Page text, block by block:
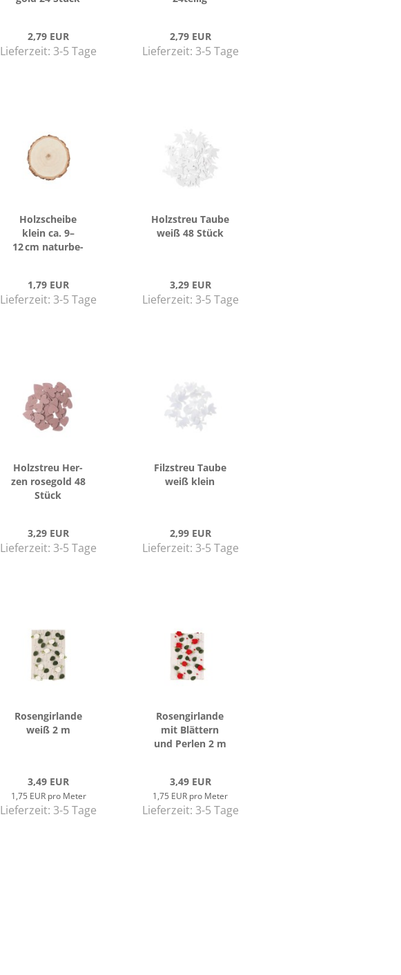
2,79 EUR
Lieferzeit: 3-5 Tage
2,79 EUR
Lieferzeit: 3-5 Tage
Holz­schei­be
klein ca. 9–
12 cm na­tur­be­
teln und De­ko­
rie­ren
1,79 EUR
Lieferzeit: 3-5 Tage
Holz­streu Taube
weiß 48 Stück
3,29 EUR
Lieferzeit: 3-5 Tage
Holz­streu Her­
zen ro­se­gold 48
Stück
3,29 EUR
Lieferzeit: 3-5 Tage
Filz­streu Taube
weiß klein
2,99 EUR
Lieferzeit: 3-5 Tage
Ro­sen­gir­lan­de
weiß 2 m
3,49 EUR
1,75 EUR pro Meter
Lieferzeit: 3-5 Tage
Ro­sen­gir­lan­de
mit Blät­tern
und Per­len 2 m
3,49 EUR
1,75 EUR pro Meter
Lieferzeit: 3-5 Tage